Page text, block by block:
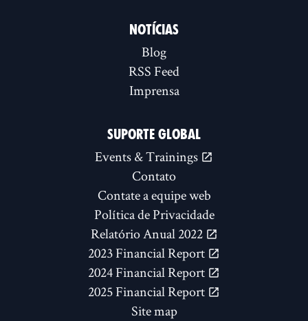
NOTÍCIAS
Blog
RSS Feed
Imprensa
SUPORTE GLOBAL
Events & Trainings
Contato
Contate a equipe web
Política de Privacidade
Relatório Anual 2022
2023 Financial Report
2024 Financial Report
2025 Financial Report
Site map